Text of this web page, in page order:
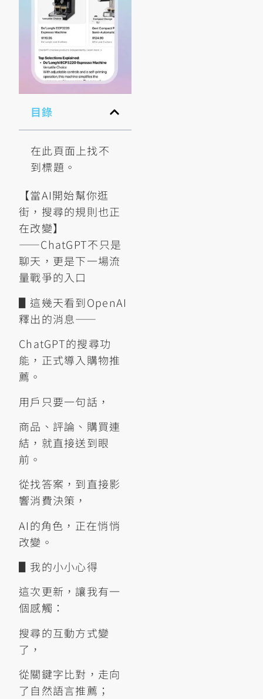
目錄
在此頁面上找不
到標題。
【當AI開始幫你逛
街，搜尋的規則也正
在改變】
——ChatGPT不只是
聊天，更是下一場流
量戰爭的入口
▋這幾天看到OpenAI
釋出的消息——
ChatGPT的搜尋功
能，正式導入購物推
薦。
用戶只要一句話，
商品、評論、購買連
結，就直接送到眼
前。
從找答案，到直接影
響消費決策，
AI的角色，正在悄悄
改變。
▋我的小小心得
這次更新，讓我有一
個感觸：
搜尋的互動方式變
了，
從關鍵字比對，走向
了自然語言推薦；